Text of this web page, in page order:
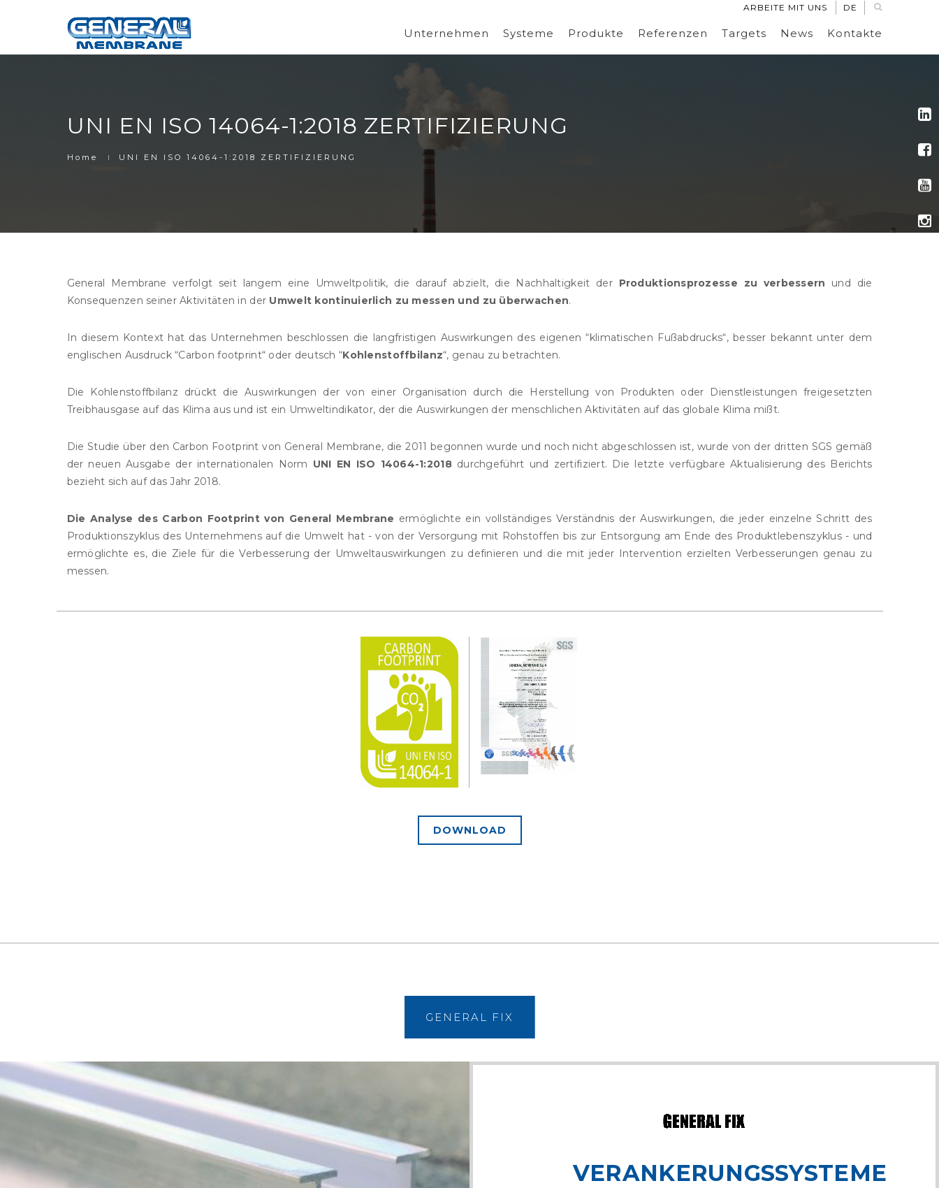
ARBEITE MIT UNS DE
Unternehmen Systeme Produkte Referenzen Targets News Kontakte
UNI EN ISO 14064-1:2018 ZERTIFIZIERUNG
Home UNI EN ISO 14064-1:2018 ZERTIFIZIERUNG
General Membrane verfolgt seit langem eine Umweltpolitik, die darauf abzielt, die Nachhaltigkeit der Produktionsprozesse zu verbessern und die
Konsequenzen seiner Aktivitäten in der Umwelt kontinuierlich zu messen und zu überwachen.
In diesem Kontext hat das Unternehmen beschlossen die langfristigen Auswirkungen des eigenen “klimatischen Fußabdrucks“, besser bekannt unter dem
englischen Ausdruck “Carbon footprint“ oder deutsch “Kohlenstoffbilanz“, genau zu betrachten.
Die Kohlenstoffbilanz drückt die Auswirkungen der von einer Organisation durch die Herstellung von Produkten oder Dienstleistungen freigesetzten
Treibhausgase auf das Klima aus und ist ein Umweltindikator, der die Auswirkungen der menschlichen Aktivitäten auf das globale Klima mißt.
Die Studie über den Carbon Footprint von General Membrane, die 2011 begonnen wurde und noch nicht abgeschlossen ist, wurde von der dritten SGS gemäß
der neuen Ausgabe der internationalen Norm UNI EN ISO 14064-1:2018durchgeführt und zertifiziert. Die letzte verfügbare Aktualisierung des Berichts
bezieht sich auf das Jahr 2018.
Die Analyse des Carbon Footprint von General Membrane ermöglichte ein vollständiges Verständnis der Auswirkungen, die jeder einzelne Schritt des
Produktionszyklus des Unternehmens auf die Umwelt hat - von der Versorgung mit Rohstoffen bis zur Entsorgung am Ende des Produktlebenszyklus - und
ermöglichte es, die Ziele für die Verbesserung der Umweltauswirkungen zu definieren und die mit jeder Intervention erzielten Verbesserungen genau zu
messen.
DOWNLOAD
GENERAL FIX
VERANKERUNGSSYSTEME